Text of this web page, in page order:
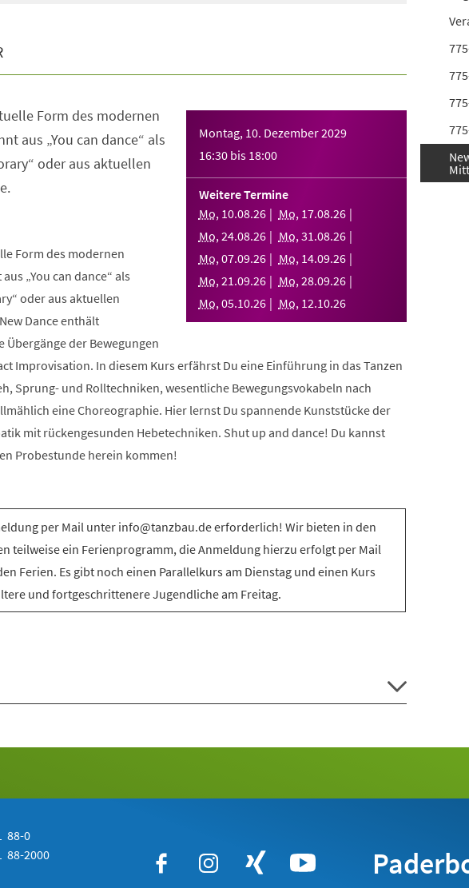
Montag, 10. Dezember 2029
16:30 bis 18:00
Weitere Termine
Mo, 10.08.26 Mo, 17.08.26
Mo,24.08.26 Mo,31.08.26
Mo,07.09.26 Mo, 14.09.26
Mo,21.09.26 Mo,28.09.26
Mo,05.10.26 Mo, 12.10.26
Form des modernen
aus „You can dance“ als
oder aus aktuellen
Form des modernen
„You can dance“ als
oder aus aktuellen
Dance enthält
der Bewegungen
Improvisation. In diesem Kurs erfährst Du eine Einführung in das Tanzen
Sprung- und Rolltechniken, wesentliche Bewegungsvokabeln nach
eine Choreographie. Hier lernst Du spannende Kunststücke der
mit rückengesunden Hebetechniken. Shut up and dance! Du kannst
Probestunde herein kommen!
per Mail unter info@tanzbau.de erforderlich! Wir bieten in den
teilweise ein Ferienprogramm, die Anmeldung hierzu erfolgt per Mail
Ferien. Es gibt noch einen Parallelkurs am Dienstag und einen Kurs
und fortgeschrittenere Jugendliche am Freitag.
88-0
88-2000